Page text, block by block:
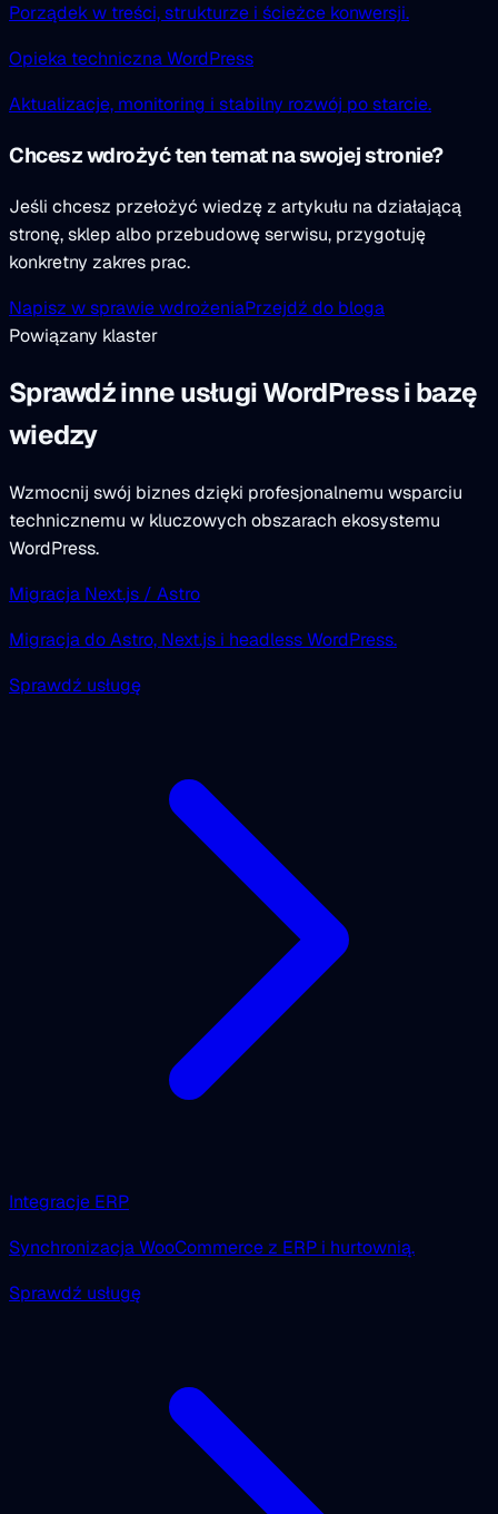
Porządek w treści, strukturze i ścieżce konwersji.
Opieka techniczna WordPress
Aktualizacje, monitoring i stabilny rozwój po starcie.
Chcesz wdrożyć ten temat na swojej stronie?
Jeśli chcesz przełożyć wiedzę z artykułu na działającą
stronę, sklep albo przebudowę serwisu, przygotuję
konkretny zakres prac.
Napisz w sprawie wdrożeniaPrzejdź do bloga
Powiązany klaster
Sprawdź inne usługi WordPress i bazę
wiedzy
Wzmocnij swój biznes dzięki profesjonalnemu wsparciu
technicznemu w kluczowych obszarach ekosystemu
WordPress.
Migracja Next.js / Astro
Migracja do Astro, Next.js i headless WordPress.
Sprawdź usługę
Integracje ERP
Synchronizacja WooCommerce z ERP i hurtownią.
Sprawdź usługę